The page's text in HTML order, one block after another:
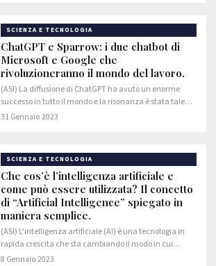
SCIENZA E TECNOLOGIA
ChatGPT e Sparrow: i due chatbot di
Microsoft e Google che
rivoluzioneranno il mondo del lavoro.
(ASI) La diffusione di ChatGPT ha avuto un enorme
successo in tutto il mondo e la risonanza è stata tale
che in molti l’hanno paragonata all’introduzione del
31 Gennaio 2023
SCIENZA E TECNOLOGIA
Che cos’è l’intelligenza artificiale e
come può essere utilizzata? Il concetto
di “Artificial Intelligence” spiegato in
maniera semplice.
(ASI) L'intelligenza artificiale (AI) è una tecnologia in
rapida crescita che sta cambiando il modo in cui
viviamo e lavoriamo. L'AI può essere utilizzata per
8 Gennaio 2023